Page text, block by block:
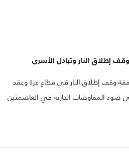
إطلاق النار وتبادل الأسرى
وقف إطلاق النار في قطاع غزة وعقد
المفاوضات الجارية في العاصمتين